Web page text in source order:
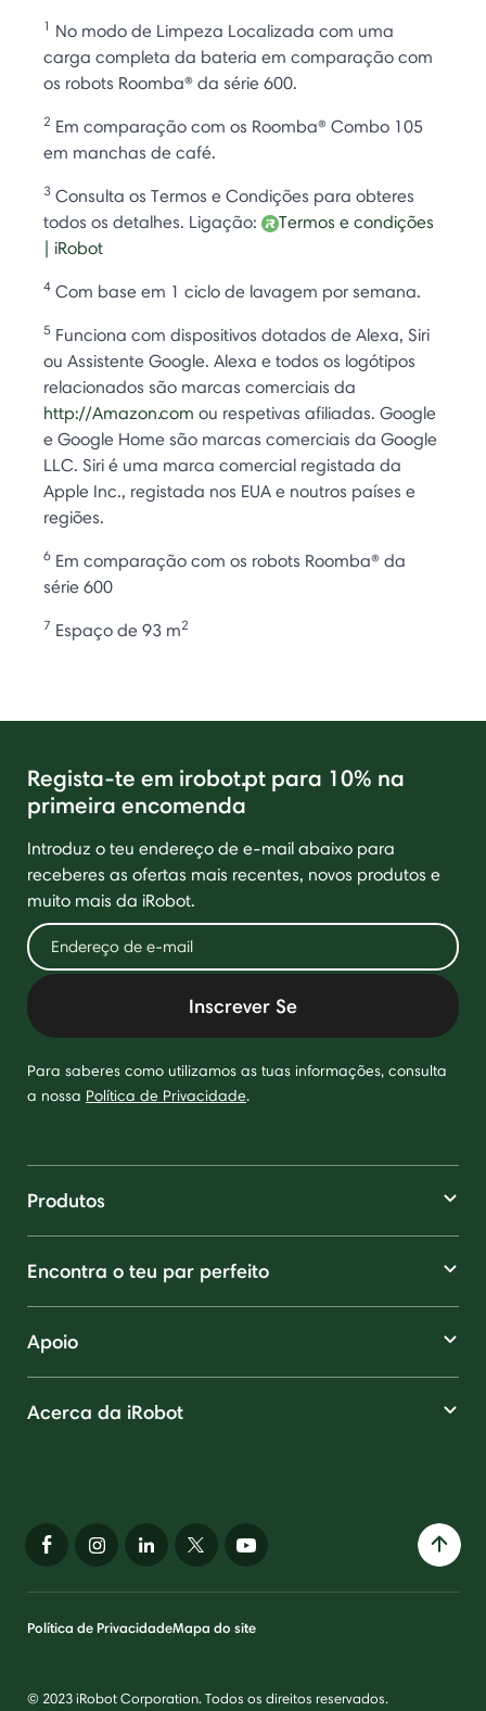
1 No modo de Limpeza Localizada com uma
carga completa da bateria em comparação com
os robots Roomba® da série 600.
2 Em comparação com os Roomba® Combo 105
em manchas de café.
3 Consulta os Termos e Condições para obteres
todos os detalhes. Ligação:
Termos e condições
| iRobot
4 Com base em 1 ciclo de lavagem por semana.
5 Funciona com dispositivos dotados de Alexa, Siri
ou Assistente Google. Alexa e todos os logótipos
relacionados são marcas comerciais da
http://Amazon.com ou respetivas afiliadas. Google
e Google Home são marcas comerciais da Google
LLC. Siri é uma marca comercial registada da
Apple Inc., registada nos EUA e noutros países e
regiões.
6 Em comparação com os robots Roomba® da
série 600
7 Espaço de 93 m2
Regista-te em irobot.pt para 10% na
primeira encomenda
Introduz o teu endereço de e-mail abaixo para
receberes as ofertas mais recentes, novos produtos e
muito mais da iRobot.
Inscrever Se
Para saberes como utilizamos as tuas informações, consulta
a nossa Política de Privacidade.
Produtos
Encontra o teu par perfeito
Apoio
Acerca da iRobot
Política de PrivacidadeMapa do site
© 2023 iRobot Corporation. Todos os direitos reservados.